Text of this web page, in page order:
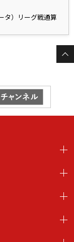
タ）リーグ戦通算